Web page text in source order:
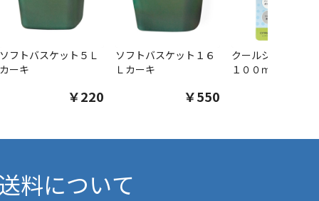
ソフトバスケット５Ｌ
カーキ
￥220
ソフトバスケット１６
Ｌカーキ
￥550
クールシャツスプ
１００ｍｌ
料について